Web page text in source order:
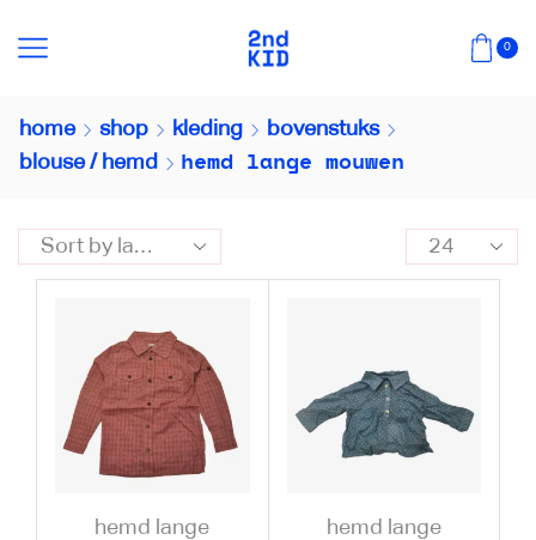
0
home shop kleding
bovenstuks
blouse / hemd
hemd lange mouwen
hemd lange
hemd lange